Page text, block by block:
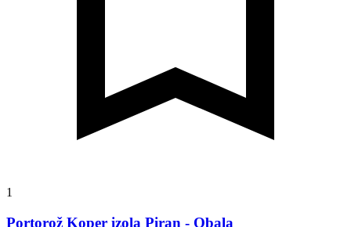
1
Portorož Koper izola Piran - Obala